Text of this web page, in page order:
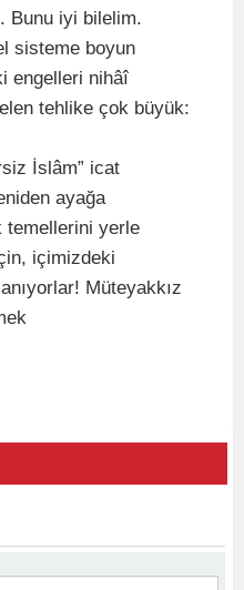
Bunu iyi bilelim.
sisteme boyun
engelleri nihâî
tehlike çok büyük:
İslâm” icat
ayağa
temellerini yerle
içimizdeki
Müteyakkız